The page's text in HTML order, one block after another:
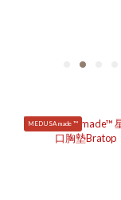
MEDUSA made ™